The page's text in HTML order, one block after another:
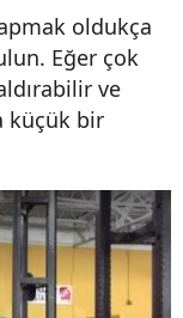
oldukça
Eğer çok
ve
küçük bir